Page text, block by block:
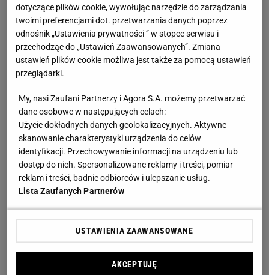
Tu też łatwo się pogubić – półki w sklepach uginają
się od butelek. Najprościej: wybieraj płyn do mycia
płytek, który nie ma w składzie agresywnej chemii.
Preparaty o neutralnym pH są bezpieczne i
skuteczne. Jeśli lubisz domowe patenty, sprawdzi
się ocet rozcieńczony z wodą, a jeśli stawiasz na
wygodę – specjalistyczne detergenty do ceramiki i
gresu. Profesjonalne preparaty czyszczące
przydadzą się wtedy, gdy zwykły płyn nie daje rady.
dotyczące plików cookie, wywołując narzędzie do zarządzania
twoimi preferencjami dot. przetwarzania danych poprzez
odnośnik „Ustawienia prywatności ” w stopce serwisu i
przechodząc do „Ustawień Zaawansowanych”. Zmiana
ustawień plików cookie możliwa jest także za pomocą ustawień
przeglądarki.
My, nasi Zaufani Partnerzy i Agora S.A. możemy przetwarzać
dane osobowe w następujących celach:
Użycie dokładnych danych geolokalizacyjnych. Aktywne
skanowanie charakterystyki urządzenia do celów
identyfikacji. Przechowywanie informacji na urządzeniu lub
dostęp do nich. Spersonalizowane reklamy i treści, pomiar
reklam i treści, badnie odbiorców i ulepszanie usług.
Lista Zaufanych Partnerów
USTAWIENIA ZAAWANSOWANE
AKCEPTUJĘ